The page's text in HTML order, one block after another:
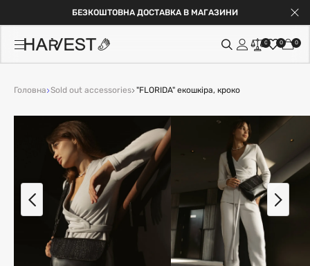
БЕЗКОШТОВНА ДОСТАВКА В МАГАЗИНИ
0 0 0
Головна Sold out accessories "FLORIDA" екошкіра, кроко